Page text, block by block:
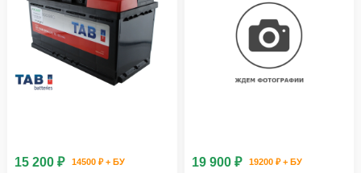
15 200 ₽
14500 ₽ + БУ
19 900 ₽
19200 ₽ + БУ